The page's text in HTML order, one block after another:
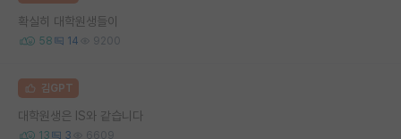
확실히 대학원생들이
58 14 9200
김GPT
대학원생은 IS와 같습니다
13 3 6609